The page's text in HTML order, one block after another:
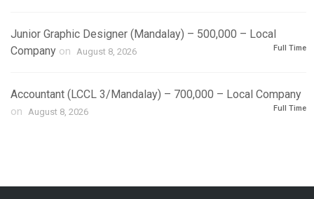
Junior Graphic Designer (Mandalay) – 500,000 – Local
Company on August 8, 2026 Full Time
Accountant (LCCL 3/Mandalay) – 700,000 – Local Company
on August 8, 2026 Full Time